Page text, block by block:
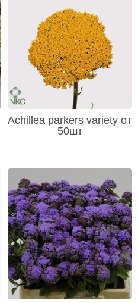
Achillea parkers variety от
50шт